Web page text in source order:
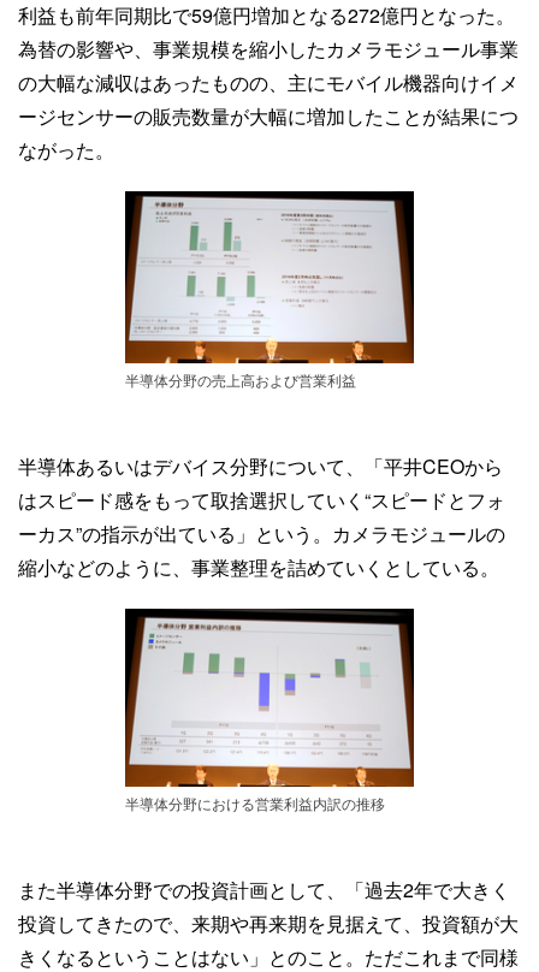
利益も前年同期比で59億円増加となる272億円となった。
為替の影響や、事業規模を縮小したカメラモジュール事業
の大幅な減収はあったものの、主にモバイル機器向けイメ
ージセンサーの販売数量が大幅に増加したことが結果につ
ながった。
半導体分野の売上高および営業利益
半導体あるいはデバイス分野について、「平井CEOから
はスピード感をもって取捨選択していく“スピードとフォ
ーカス”の指示が出ている」という。カメラモジュールの
縮小などのように、事業整理を詰めていくとしている。
半導体分野における営業利益内訳の推移
また半導体分野での投資計画として、「過去2年で大きく
投資してきたので、来期や再来期を見据えて、投資額が大
きくなるということはない」とのこと。ただこれまで同様